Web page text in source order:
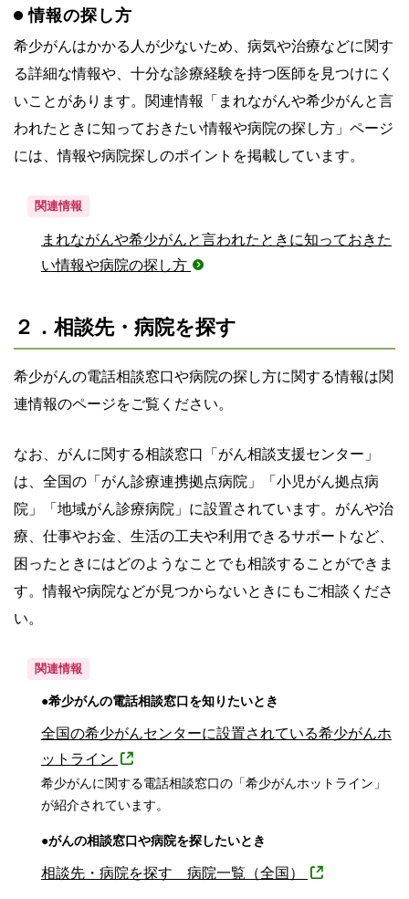
情報の探し方
希少がんはかかる人が少ないため、病気や治療などに関す
る詳細な情報や、十分な診療経験を持つ医師を見つけにく
いことがあります。関連情報「まれながんや希少がんと言
われたときに知っておきたい情報や病院の探し方」ページ
には、情報や病院探しのポイントを掲載しています。
関連情報
まれながんや希少がんと言われたときに知っておきた
い情報や病院の探し方
２．相談先・病院を探す
希少がんの電話相談窓口や病院の探し方に関する情報は関
連情報のページをご覧ください。
なお、がんに関する相談窓口「がん相談支援センター」
は、全国の「がん診療連携拠点病院」「小児がん拠点病
院」「地域がん診療病院」に設置されています。がんや治
療、仕事やお金、生活の工夫や利用できるサポートなど、
困ったときにはどのようなことでも相談することができま
す。情報や病院などが見つからないときにもご相談くださ
い。
関連情報
●希少がんの電話相談窓口を知りたいとき
全国の希少がんセンターに設置されている希少がんホ
ットライン
希少がんに関する電話相談窓口の「希少がんホットライン」
が紹介されています。
●がんの相談窓口や病院を探したいとき
相談先・病院を探す 病院一覧（全国）